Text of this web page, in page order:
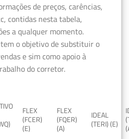
de preços, carências,
contidas nesta tabela,
a qualquer momento.
o objetivo de substituir o
e sim como apoio à
do corretor.
FLEX
(FCER)
(E)
FLEX
(FQER)
(A)
IDEAL
(TERI) (E)